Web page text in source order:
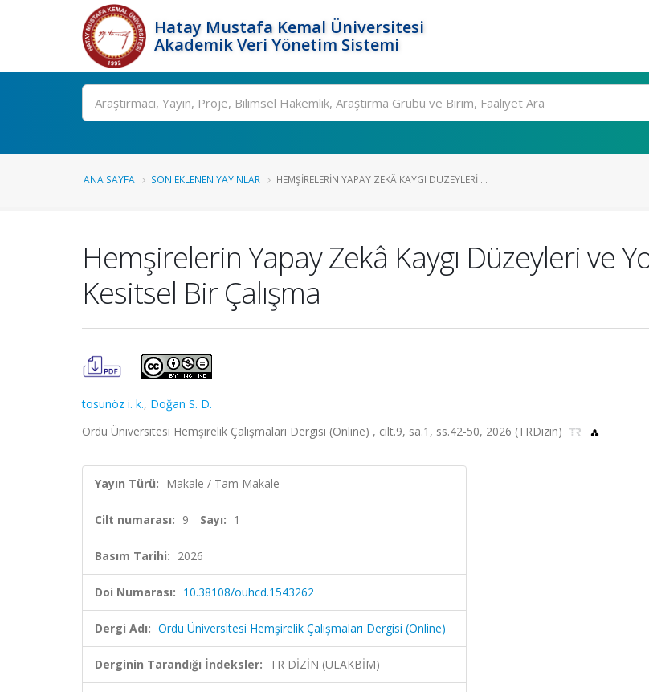
Hatay Mustafa Kemal Üniversitesi
Akademik Veri Yönetim Sistemi
Ara
ANA SAYFA SON EKLENEN YAYINLAR HEMŞIRELERIN YAPAY ZEKÂ KAYGI DÜZEYLERI ...
Hemşirelerin Yapay Zekâ Kaygı Düzeyleri ve
Kesitsel Bir Çalışma
tosunöz i. k., Doğan S. D.
Ordu Üniversitesi Hemşirelik Çalışmaları Dergisi (Online) , cilt.9, sa.1, ss.42-50, 2026 (TRDizin)
Yayın Türü: Makale / Tam Makale
Cilt numarası: 9 Sayı: 1
Basım Tarihi: 2026
Doi Numarası: 10.38108/ouhcd.1543262
Dergi Adı: Ordu Üniversitesi Hemşirelik Çalışmaları Dergisi (Online)
Derginin Tarandığı İndeksler: TR DİZİN (ULAKBİM)